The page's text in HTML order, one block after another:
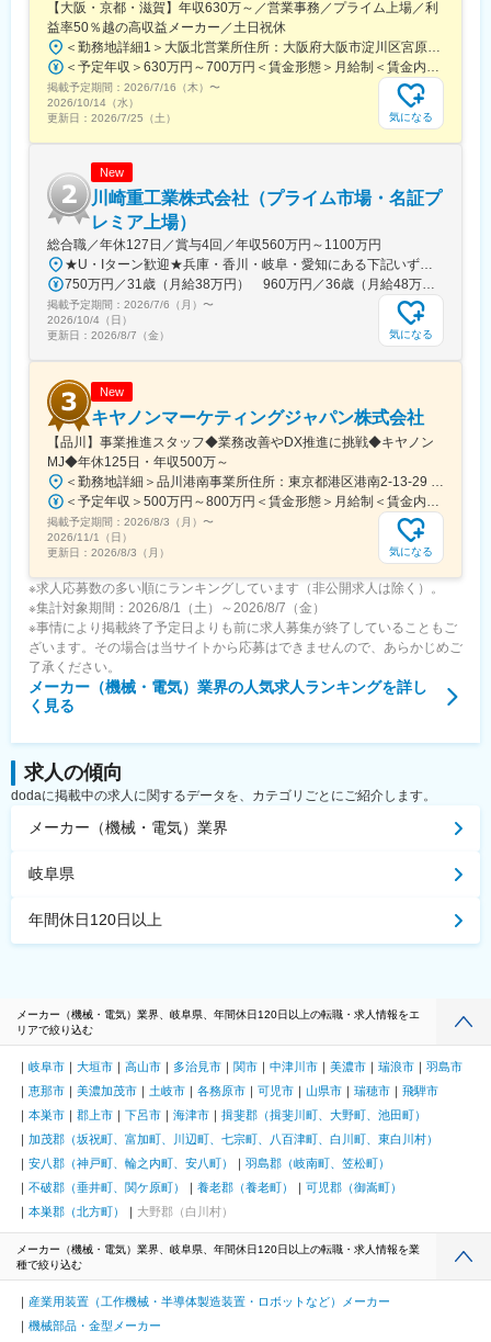
世代を担う多くの業界に重宝されています。また難易度の高いオ
ーダーにも応えられる技術力から、利益率は30%超えと高い利益
率を誇っています。
◇働き方
年間休日120日（＋有給消化日5日）／コアタイム無しのフレック
ス勤務（フリータイム制）／ゼロ残業方針／有給休暇取得奨励日
の設定／プレミアムフライデー等
◇社員を大切にする風土
快適なオフィス環境：開放的なフリースペース／ビュッフェスタ
イルのカフェ／個別ブースの設置／中途離職率5.96%（24年度）
社員への賞与還元：賞与支給ランキング(日経新聞社)…2024年夏
11位→2024年冬6位→2025年夏8位
【大阪・京都・滋賀】年収630万～／営業事務／プライム上場／利
益率50％越の高収益メーカー／土日祝休
掲載予定期間： 2026/7/16（木） 〜
2026/10/14（水）
更新日： 2026/7/25（土） 気になる
New
川崎重工業株式会社（プライム市場・名証プ
レミア上場）
総合職／年休127日／賞与4回／年収560万円～1100万円
掲載予定期間： 2026/7/6（月） 〜
2026/10/4（日）
更新日： 2026/8/7（金） 気になる
New
キヤノンマーケティングジャパン株式会社
【品川】事業推進スタッフ◆業務改善やDX推進に挑戦◆キヤノン
MJ◆年休125日・年収500万～
掲載予定期間： 2026/8/3（月） 〜
2026/11/1（日）
更新日： 2026/8/3（月） 気になる
※求人応募数の多い順にランキングしています（非公開求人は除く）。
※集計対象期間：2026/8/1（土）～2026/8/7（金）
※事情により掲載終了予定日よりも前に求人募集が終了していることもご
ざいます。その場合は当サイトから応募はできませんので、あらかじめご
了承ください。
メーカー（機械・電気）業界の人気求人ランキングを詳し
く見る
求人の傾向
dodaに掲載中の求人に関するデータを、カテゴリごとにご紹介します。
メーカー（機械・電気）業界
岐阜県
年間休日120日以上
メーカー（機械・電気）業界、岐阜県、年間休日120日以上の転職・求人情報をエ
リアで絞り込む
岐阜市 大垣市 高山市 多治見市 関市 中津川市 美濃市 瑞浪市
羽島市
恵那市
美濃加茂市 土岐市 各務原市 可児市 山県市 瑞穂市
飛騨市
本巣市
郡上市 下呂市 海津市
揖斐郡（揖斐川町、大野町、池田町）
加茂郡（坂祝町、富加町、川辺町、七宗町、八百津町、白川町、東白川村）
安八郡（神戸町、輪之内町、安八町）
羽島郡（岐南町、笠松町）
不破郡（垂井町、関ケ原町）
養老郡（養老町）
可児郡（御嵩町）
本巣郡（北方町）
大野郡（白川村）
メーカー（機械・電気）業界、岐阜県、年間休日120日以上の転職・求人情報を業
種で絞り込む
産業用装置（工作機械・半導体製造装置・ロボットなど）メーカー
機械部品・金型メーカー